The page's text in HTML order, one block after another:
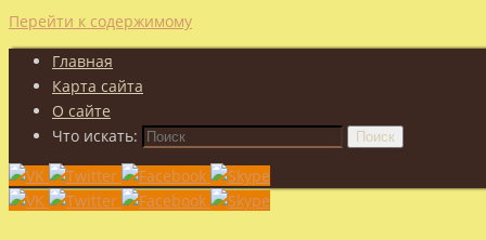
Перейти к содержимому
Главная
Карта сайта
О сайте
Что искать:
Поиск